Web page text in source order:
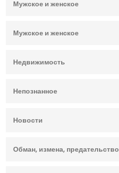
Мужское и женское
Мужское и женское
Недвижимость
Непознанное
Новости
Обман, измена, предательство